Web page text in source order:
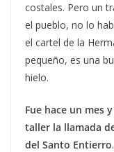
costales. Pero un
el pueblo, no lo
el cartel de la
pequeño, es una
hielo.
Fue hace un mes
taller la llamada
del Santo Entierro.